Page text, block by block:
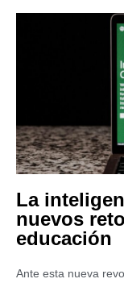
La
nuevos
educación
Ante esta nueva